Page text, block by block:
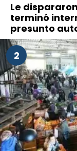
Le
terminó
presunto
2